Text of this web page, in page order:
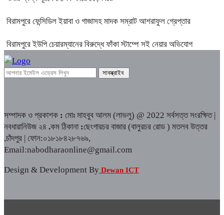
বিরামপুরে ফেন্সিডিল ইয়াবা ও গাজাসহ মাদক সম্রাট আশরাফুল গ্রেপ্তার
বিরামপুরে ইউপি চেয়ারম্যানের বিরুদ্ধে ফাঁকা স্টাম্পে সই নেয়ার অভিযোগ
সম্পাদক ও প্রকাশক : মোঃ মাহবুব আলম (লাভলু) @ 2022 সর্বসত্ত সংরক্ষিত |
নবধারানিউজ ২৪ .কম ঠিকানা :ছেংগারচর বাজার (বালুরচর রোড ) মতলব উত্তর
,চাঁদপুর | ফোন:০১৮১৮৪২৮৭৬৯,
Email:nabodharaonline@gmail.com
Design & Development By Dewan ICT